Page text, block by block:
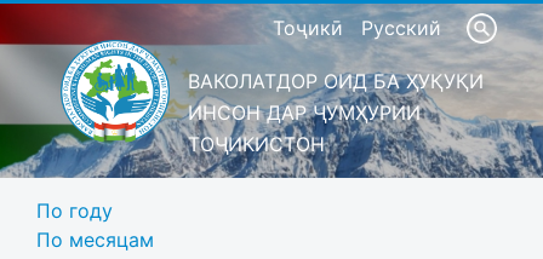
Тоҷикӣ Русский
ВАКОЛАТДОР ОИД БА ҲУҚУҚИ
ИНСОН ДАР ҶУМҲУРИИ
ТОҶИКИСТОН
По году
По месяцам